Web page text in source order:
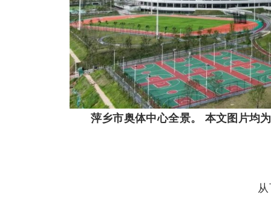
萍乡市奥体中心全景。 本文图片均